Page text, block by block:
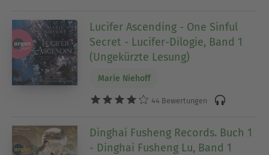
Lucifer Ascending - One Sinful
Secret - Lucifer-Dilogie, Band 1
(Ungekürzte Lesung)
Marie Niehoff
44 Bewertungen
Dinghai Fusheng Records. Buch 1
- Dinghai Fusheng Lu, Band 1